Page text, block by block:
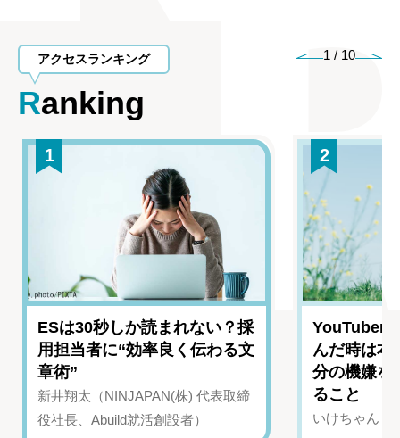
アクセスランキング
Ranking
1 / 10
1
ESは30秒しか読まれない？採
用担当者に“効率良く伝わる文
章術”
新井翔太（NINJAPAN(株) 代表取締
役社長、Abuild就活創設者）
2
YouTuber
んだ時は
分の機嫌を
ること
いけちゃん（